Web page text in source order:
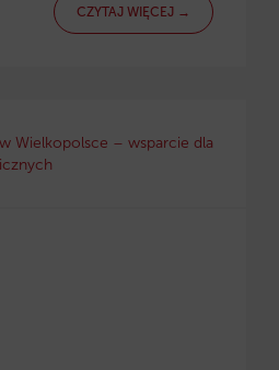
CZYTAJ WIĘCEJ →
Wielkopolsce – wsparcie dla